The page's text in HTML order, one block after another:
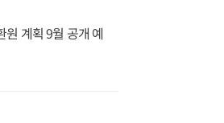
계획 9월 공개 예